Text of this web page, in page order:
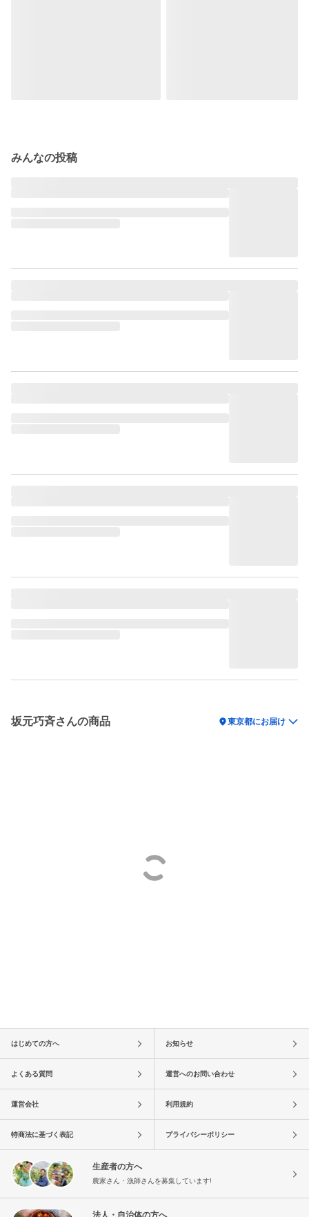
みんなの投稿
坂元巧斉さんの商品 location_on東京都にお届け
はじめての方へ お知らせ
よくある質問 運営へのお問い合わせ
運営会社 利用規約
特商法に基づく表記 プライバシーポリシー
生産者の方へ
農家さん・漁師さんを募集しています!
法人・自治体の方へ